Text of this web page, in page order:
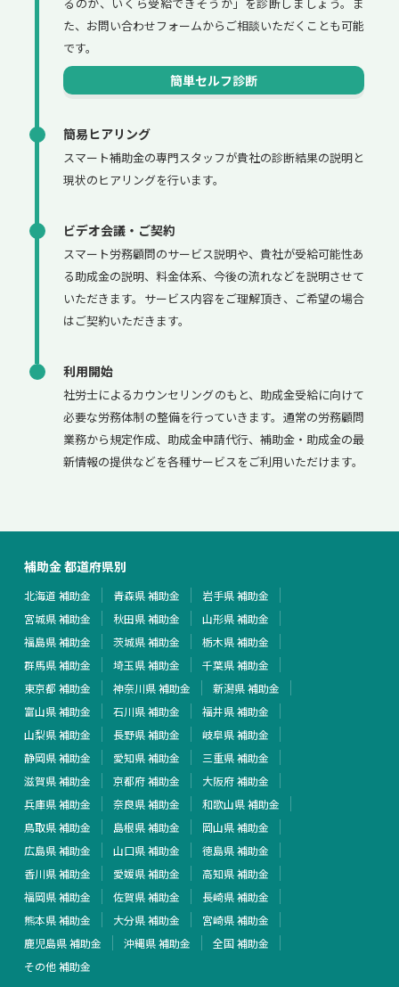
た、お問い合わせフォームからご相談いただくことも可能
です。
簡単セルフ診断
簡易ヒアリング
スマート補助金の専門スタッフが貴社の診断結果の説明と
現状のヒアリングを行います。
ビデオ会議・ご契約
スマート労務顧問のサービス説明や、貴社が受給可能性あ
る助成金の説明、料金体系、今後の流れなどを説明させて
いただきます。サービス内容をご理解頂き、ご希望の場合
はご契約いただきます。
利用開始
社労士によるカウンセリングのもと、助成金受給に向けて
必要な労務体制の整備を行っていきます。通常の労務顧問
業務から規定作成、助成金申請代行、補助金・助成金の最
新情報の提供などを各種サービスをご利用いただけます。
補助金 都道府県別
北海道 補助金 青森県 補助金
岩手県 補助金
宮城県 補助金
秋田県 補助金
山形県 補助金
福島県 補助金
茨城県 補助金
栃木県 補助金
群馬県 補助金
埼玉県 補助金
千葉県 補助金
東京都 補助金
神奈川県 補助金
新潟県 補助金
富山県 補助金
石川県 補助金
福井県 補助金
山梨県 補助金
長野県 補助金
岐阜県 補助金
静岡県 補助金
愛知県 補助金
三重県 補助金
滋賀県 補助金
京都府 補助金
大阪府 補助金
兵庫県 補助金
奈良県 補助金
和歌山県 補助金
鳥取県 補助金
島根県 補助金
岡山県 補助金
広島県 補助金
山口県 補助金
徳島県 補助金
香川県 補助金
愛媛県 補助金
高知県 補助金
福岡県 補助金
佐賀県 補助金
長崎県 補助金
熊本県 補助金
大分県 補助金
宮崎県 補助金
鹿児島県 補助金
沖縄県 補助金
全国 補助金
その他 補助金